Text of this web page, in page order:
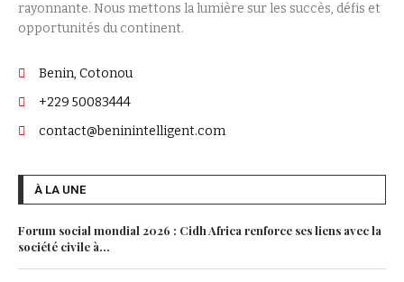
rayonnante. Nous mettons la lumière sur les succès, défis et
opportunités du continent.
Benin, Cotonou
+229 50083444
contact@beninintelligent.com
À LA UNE
Forum social mondial 2026 : Cidh Africa renforce ses liens avec la
société civile à...